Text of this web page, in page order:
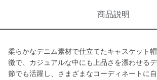
商品説明
柔らかなデニム素材で仕立てたキャスケット
徴で、カジュアルな中にも上品さを漂わせる
節でも活躍し、さまざまなコーディネートに